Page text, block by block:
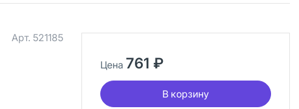
Арт. 521185
Цена 761 ₽
В корзину